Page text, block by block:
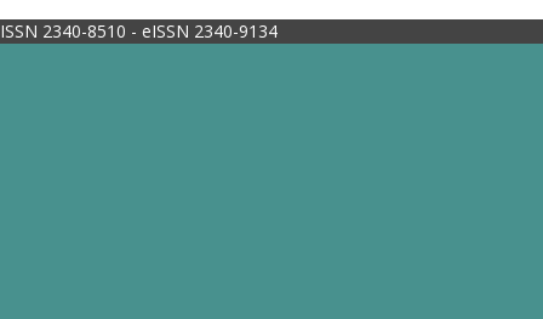
ISSN 2340-8510 - eISSN 2340-9134